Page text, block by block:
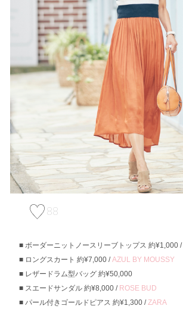
88
ボーダーニットノースリーブトップス 約¥1,000 /
ロングスカート 約¥7,000 /AZUL BY MOUSSY
レザードラム型バッグ 約¥50,000
スエードサンダル 約¥8,000 / ROSE BUD
パール付きゴールドピアス 約¥1,300 /ZARA